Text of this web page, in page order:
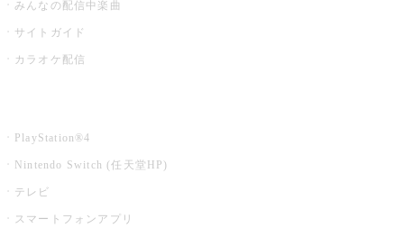
みんなの配信中楽曲
サイトガイド
カラオケ配信
PlayStation®4
Nintendo Switch (任天堂HP)
テレビ
スマートフォンアプリ